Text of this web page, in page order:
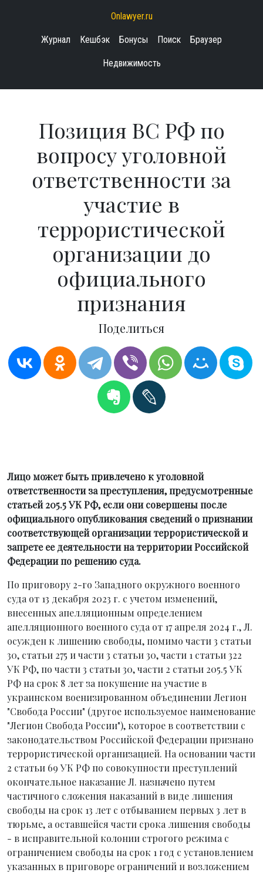
Onlawyer.ru
Журнал Кешбэк Бонусы Поиск Браузер
Недвижимость
Позиция ВС РФ по
вопросу уголовной
ответственности за
участие в
террористической
организации до
официального
признания
Поделиться
Лицо может быть привлечено к уголовной
ответственности за преступления, предусмотренные
статьей 205.5 УК РФ, если они совершены после
официального опубликования сведений о признании
соответствующей организации террористической и
запрете ее деятельности на территории Российской
Федерации по решению суда.
По приговору 2-го Западного окружного военного
суда от 13 декабря 2023 г. с учетом изменений,
внесенных апелляционным определением
апелляционного военного суда от 17 апреля 2024 г., Л.
осужден к лишению свободы, помимо части 3 статьи
30, статьи 275 и части 3 статьи 30, части 1 статьи 322
УК РФ, по части 3 статьи 30, части 2 статьи 205.5 УК
РФ на срок 8 лет за покушение на участие в
украинском военизированном объединении Легион
"Свобода России" (другое используемое наименование
"Легион Свобода России"), которое в соответствии с
законодательством Российской Федерации признано
террористической организацией. На основании части
2 статьи 69 УК РФ по совокупности преступлений
окончательное наказание Л. назначено путем
частичного сложения наказаний в виде лишения
свободы на срок 13 лет с отбыванием первых 3 лет в
тюрьме, а оставшейся части срока лишения свободы
- в исправительной колонии строгого режима с
ограничением свободы на срок 1 год с установлением
указанных в приговоре ограничений и возложением